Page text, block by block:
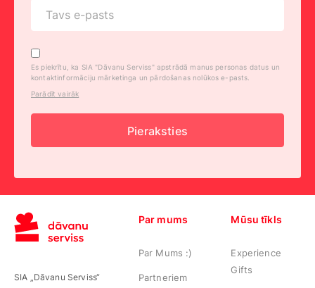
Es piekrītu, ka SIA "Dāvanu Serviss" apstrādā manus personas datus un
kontaktinformāciju mārketinga un pārdošanas nolūkos e-pasts.
Parādīt vairāk
Pieraksties
SIA „Dāvanu Serviss“
Par mums
Par Mums :)
Partneriem
Mūsu tīkls
Experience
Gifts